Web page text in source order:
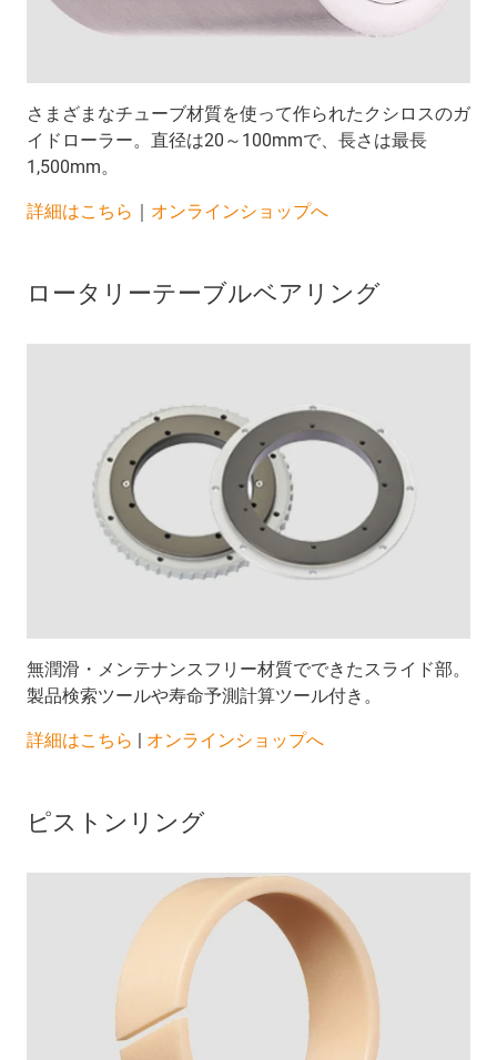
さまざまなチューブ材質を使って作られたクシロスのガ
イドローラー。直径は20～100mmで、長さは最長
1,500mm。
詳細はこちら ｜ オンラインショップへ
ロータリーテーブルベアリング
無潤滑・メンテナンスフリー材質でできたスライド部。
製品検索ツールや寿命予測計算ツール付き。
​​​​​​​詳細はこちら | オンラインショップへ
ピストンリング